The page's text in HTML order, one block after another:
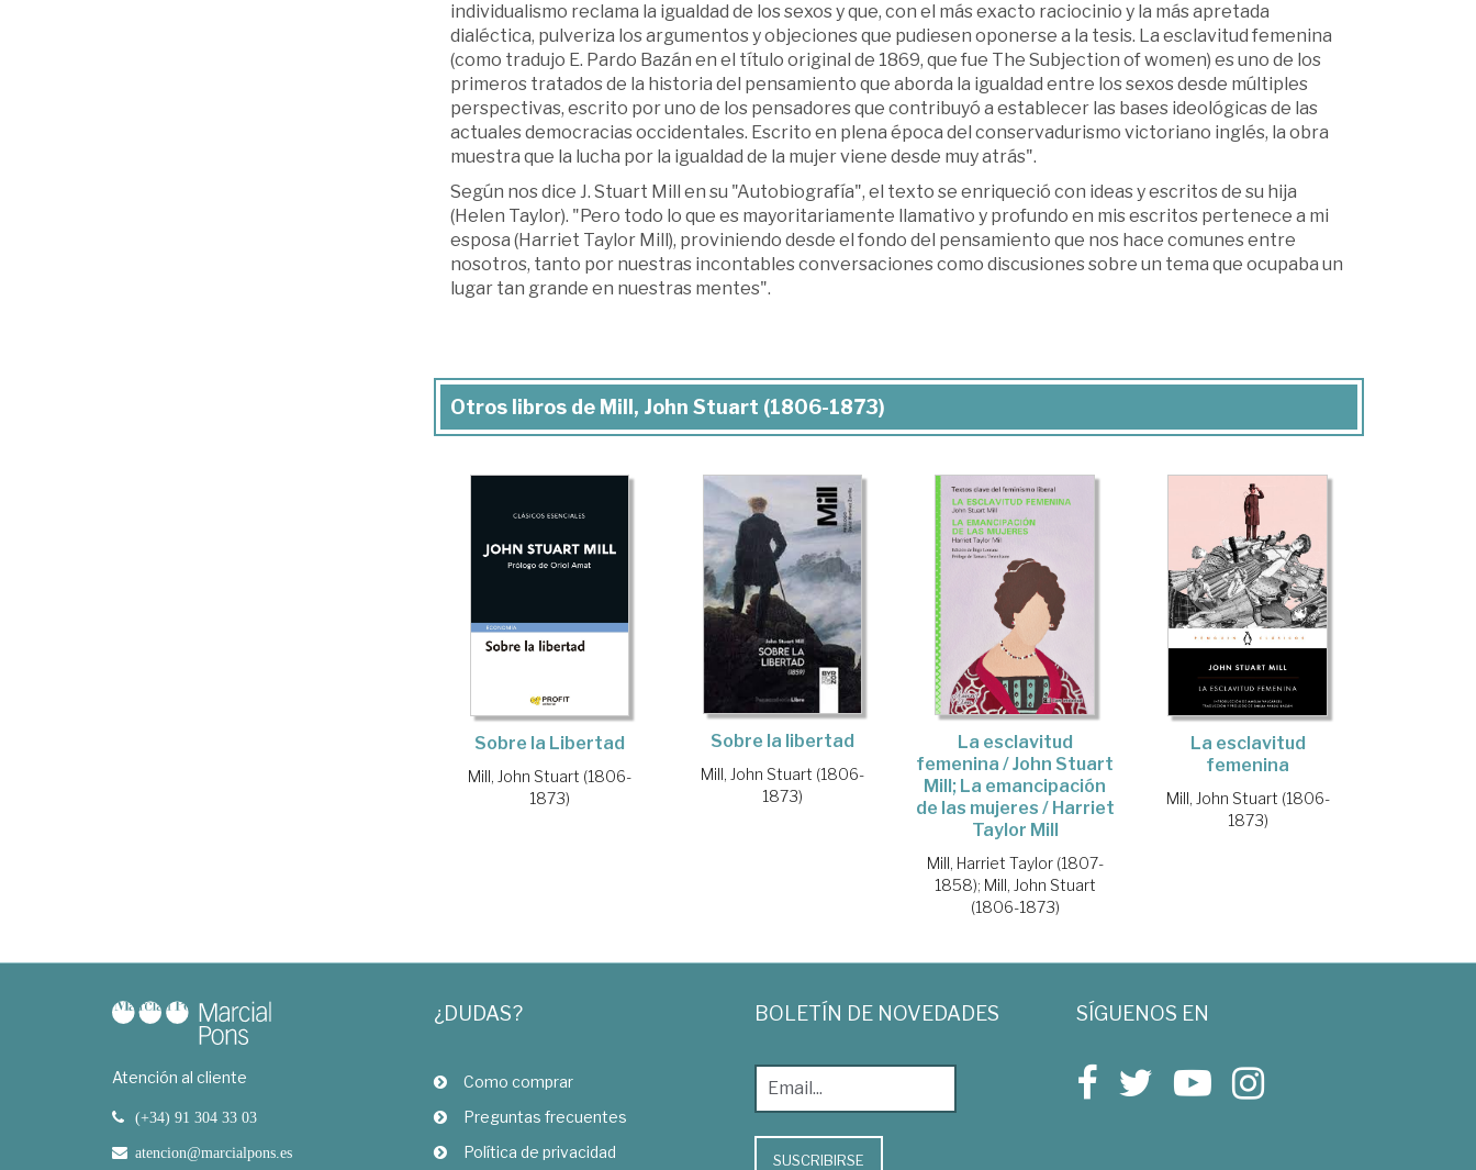
individualismo reclama la igualdad de los sexos y que, con el más exacto raciocinio y la más apretada
dialéctica, pulveriza los argumentos y objeciones que pudiesen oponerse a la tesis. La esclavitud femenina
(como tradujo E. Pardo Bazán en el título original de 1869, que fue The Subjection of women) es uno de los
primeros tratados de la historia del pensamiento que aborda la igualdad entre los sexos desde múltiples
perspectivas, escrito por uno de los pensadores que contribuyó a establecer las bases ideológicas de las
actuales democracias occidentales. Escrito en plena época del conservadurismo victoriano inglés, la obra
muestra que la lucha por la igualdad de la mujer viene desde muy atrás".
Según nos dice J. Stuart Mill en su "Autobiografía", el texto se enriqueció con ideas y escritos de su hija
(Helen Taylor). "Pero todo lo que es mayoritariamente llamativo y profundo en mis escritos pertenece a mi
esposa (Harriet Taylor Mill), proviniendo desde el fondo del pensamiento que nos hace comunes entre
nosotros, tanto por nuestras incontables conversaciones como discusiones sobre un tema que ocupaba un
lugar tan grande en nuestras mentes".
Otros libros de Mill, John Stuart (1806-1873)
Sobre la Libertad
Mill, John Stuart (1806-
1873)
Sobre la libertad
Mill, John Stuart (1806-
1873)
La esclavitud
femenina / John Stuart
Mill; La emancipación
de las mujeres / Harriet
Taylor Mill
Mill, Harriet Taylor (1807-
1858); Mill, John Stuart
(1806-1873)
La esclavitud
femenina
Mill, John Stuart (1806-
1873)
Atención al cliente
(+34) 91 304 33 03
atencion@marcialpons.es
¿DUDAS?
Como comprar
Preguntas frecuentes
Política de privacidad
BOLETÍN DE NOVEDADES
SUSCRIBIRSE
SÍGUENOS EN